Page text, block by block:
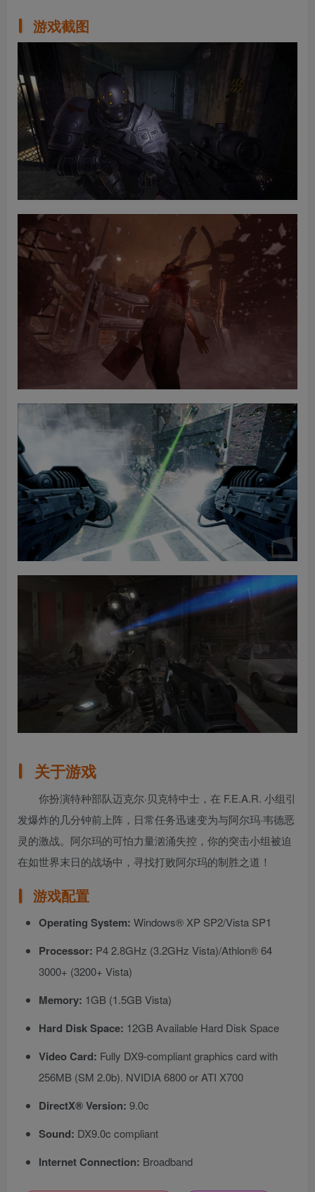
游戏截图
关于游戏
你扮演特种部队迈克尔·贝克特中士，在 F.E.A.R. 小组引
发爆炸的几分钟前上阵，日常任务迅速变为与阿尔玛·韦德恶
灵的激战。阿尔玛的可怕力量汹涌失控，你的突击小组被迫
在如世界末日的战场中，寻找打败阿尔玛的制胜之道！
游戏配置
Operating System: Windows® XP SP2/Vista SP1
Processor: P4 2.8GHz (3.2GHz Vista)/Athlon® 64
3000+ (3200+ Vista)
Memory: 1GB (1.5GB Vista)
Hard Disk Space: 12GB Available Hard Disk Space
Video Card: Fully DX9-compliant graphics card with
256MB (SM 2.0b). NVIDIA 6800 or ATI X700
DirectX® Version: 9.0c
Sound: DX9.0c compliant
Internet Connection: Broadband